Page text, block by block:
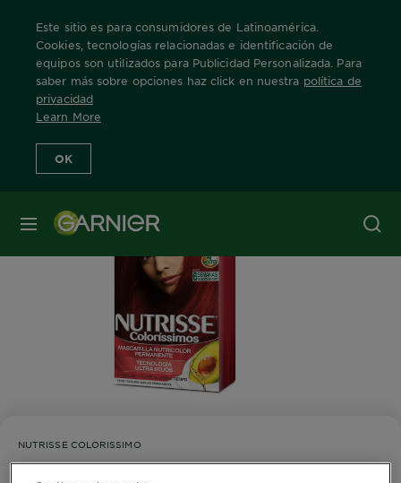
Este sitio es para consumidores de Latinoamérica.
Cookies, tecnologías relacionadas e identificación de
equipos son utilizados para Publicidad Personalizada. Para
saber más sobre opciones haz click en nuestra política de
privacidad
Learn More
OK
MENÚ
Home Nuestras Marcas
NUTRISSE COLORISSIMO
4460 Borgoña